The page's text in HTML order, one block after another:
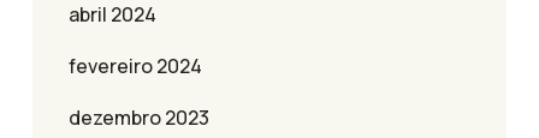
abril 2024
fevereiro 2024
dezembro 2023